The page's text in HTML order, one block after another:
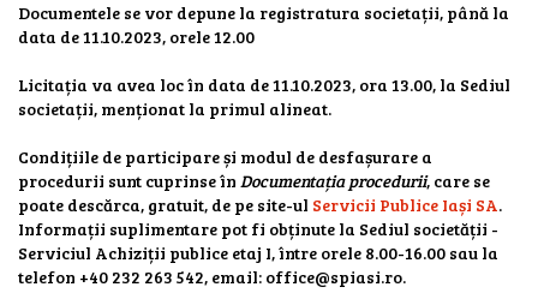
Documentele se vor depune la registratura societații, până la
data de 11.10.2023, orele 12.00
Licitația va avea loc în data de 11.10.2023, ora 13.00, la Sediul
societații, menționat la primul alineat.
Condițiile de participare și modul de desfașurare a
procedurii sunt cuprinse în Documentația procedurii, care se
poate descărca, gratuit, de pe site-ul Servicii Publice Iași SA.
Informații suplimentare pot fi obținute la Sediul societății -
Serviciul Achiziții publice etaj I, între orele 8.00-16.00 sau la
telefon +40 232 263 542, email: office@spiasi.ro.